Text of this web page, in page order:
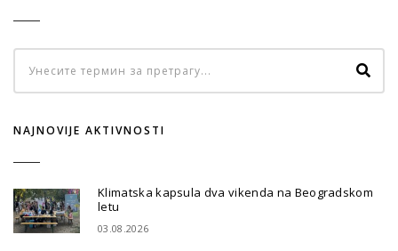
NAJNOVIJE AKTIVNOSTI
Klimatska kapsula dva vikenda na Beogradskom
letu
03.08.2026